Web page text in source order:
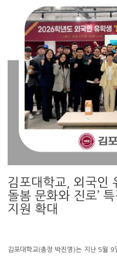
김포대학교, 외국인
돌봄 문화와 진로’
지원 확대
김포대학교(총장 박진영)는 지난 5월